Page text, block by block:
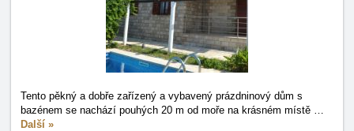
Tento pěkný a dobře zařízený a vybavený prázdninový dům s
bazénem se nachází pouhých 20 m od moře na krásném místě …
Další »